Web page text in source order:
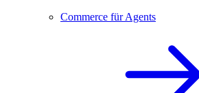
Commerce für Agents